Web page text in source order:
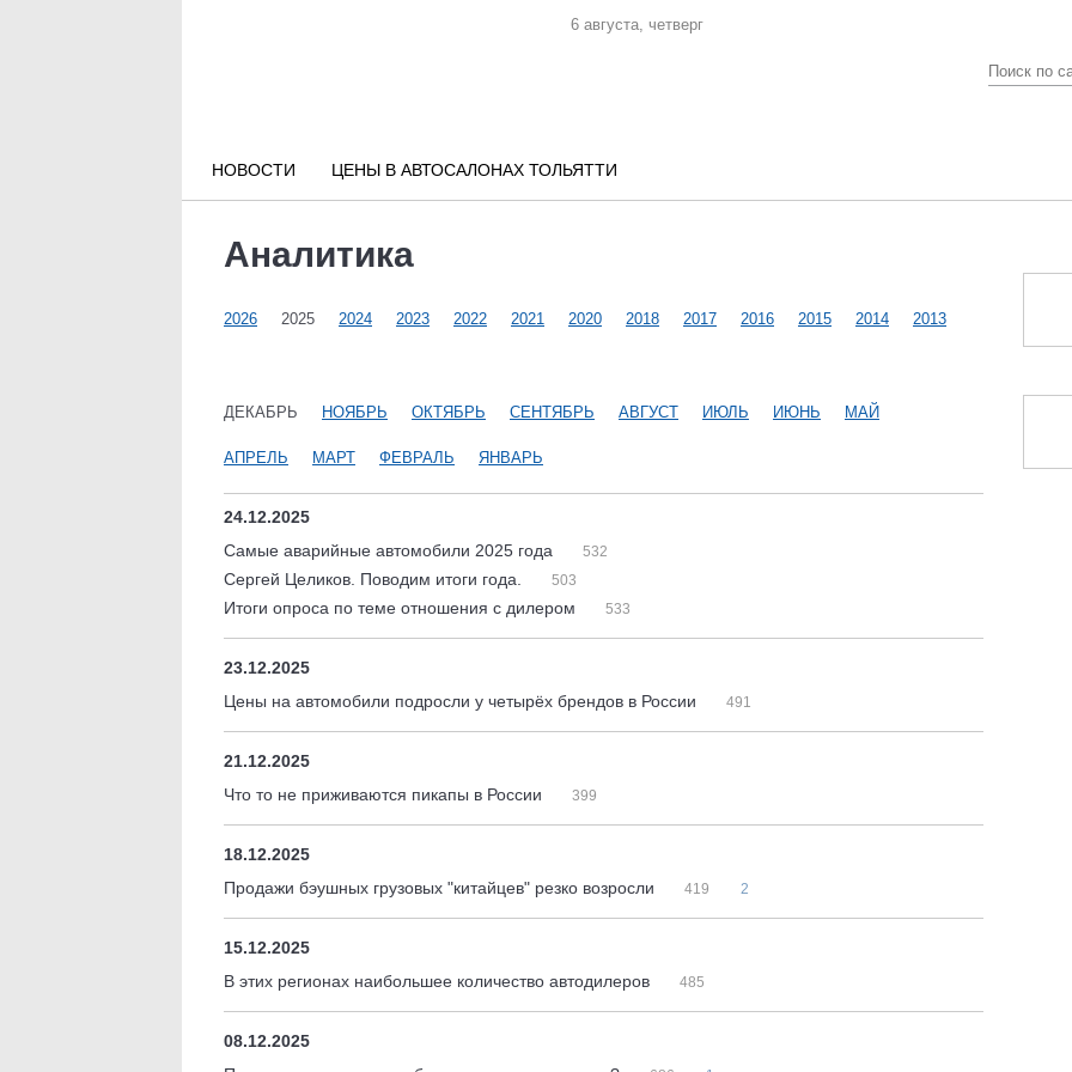
6 августа, четверг
НОВОСТИ ЦЕНЫ В АВТОСАЛОНАХ ТОЛЬЯТТИ
Аналитика
2026 2025 2024 2023 2022 2021 2020 2018 2017 2016 2015 2014 2013
ДЕКАБРЬ НОЯБРЬ ОКТЯБРЬ СЕНТЯБРЬ АВГУСТ ИЮЛЬ ИЮНЬ МАЙ
АПРЕЛЬ МАРТ ФЕВРАЛЬ ЯНВАРЬ
24.12.2025
Самые аварийные автомобили 2025 года
532
Сергей Целиков. Поводим итоги года. 503
Итоги опроса по теме отношения с дилером 533
23.12.2025
Цены на автомобили подросли у четырёх брендов в России
491
21.12.2025
Что то не приживаются пикапы в России
399
18.12.2025
Продажи бэушных грузовых "китайцев" резко возросли
419 2
15.12.2025
В этих регионах наибольшее количество автодилеров
485
08.12.2025